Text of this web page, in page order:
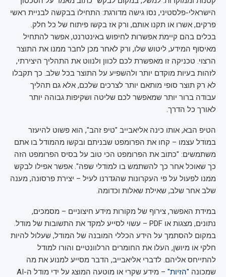
הישראלי-פלסטיני, נסו גישה מדורגת: התחילו בבקשה לבניית ראשי
פרקים, אשרו או תקנו אותם, ורק אז בקשו פיתוח של כל חלק.
בכלים בהם קיימת אפשרות לחיפוש באינטרנט, אפשר להתחיל
מאיסוף המידע, ליטוש שלו, ורק לאחר מכן לחבר ממנו את התוצר
הרצוי. טכניקה זו מאפשרת לכם לכוון ולנווט את התהליך היצירתי,
לזהות בעיות מוקדם יותר ולהשפיע על התוצר בכל שלב. כך תקבלו
לא רק תוצר סופי מותאם יותר לצרכים שלכם, אלא גם תהליך
עבודה ברור יותר שמאפשר לכם שליטה ושקיפות גבוהה יותר
לאורך כל הדרך.
הטיפ הבא, אותו כינה אליאבייב "טיפ זהב", הוא פשוט להיעזר
במודל עצמו – קחו את הפרומפט שבניתם ובקשו מהמודל בו אתם
משתמשים: "כתוב את הפרומפט הכי טוב על בסיס הפרומפט הזה
כך שאוכל אחר כך להשתמש בו למודלי שפה". אפשר אפילו לבקש
ממנו לפעול על פי העקרונות שהגדרנו לעיל – יצירת פרסונה, מענה
שלב אחר שלב, שאילת שאלות וכדומה.
במידת האפשר, צירוף של מקורות מידע חיצוניים – מסמכים,
נתונים, מצגות או PDF – עשוי לסייע למקד את התשובות של מודל.
במקום להסתמך על הידע הכללי המובנה של המודל, שעלול להיות
חלקי או מיושן, העלו את החומרים הרלוונטיים והורו למודל
להתייחס אליהם. לדברי אליאבייב, הדבר מסייע למנוע את מה
שמכונה "הזיות"
– מידע שקרי או מוטעה המוצג על ידי מודל ה-AI